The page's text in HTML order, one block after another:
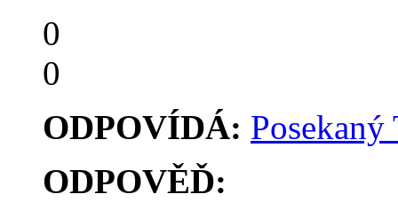
0
0
ODPOVÍDÁ: Posekaný
ODPOVĚĎ: